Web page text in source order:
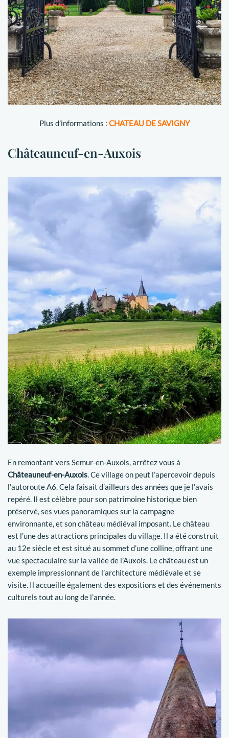
Plus d’informations : CHATEAU DE SAVIGNY
Châteauneuf-en-Auxois
En remontant vers Semur-en-Auxois, arrêtez vous à
Châteauneuf-en-Auxois. Ce village on peut l’apercevoir depuis
l’autoroute A6. Cela faisait d’ailleurs des années que je l’avais
repéré. Il est célèbre pour son patrimoine historique bien
préservé, ses vues panoramiques sur la campagne
environnante, et son château médiéval imposant. Le château
est l’une des attractions principales du village. Il a été construit
au 12e siècle et est situé au sommet d’une colline, offrant une
vue spectaculaire sur la vallée de l’Auxois. Le château est un
exemple impressionnant de l’architecture médiévale et se
visite. Il accueille également des expositions et des événements
culturels tout au long de l’année.